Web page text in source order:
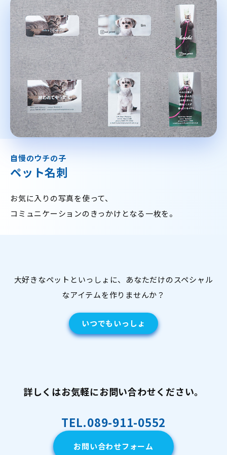
自慢のウチの子
ペット名刺
お気に入りの写真を使って、
コミュニケーションのきっかけとなる一枚を。
大好きなペットといっしょに、あなただけのスペシャル
なアイテムを作りませんか？
いつでもいっしょ
詳しくはお気軽にお問い合わせください。
TEL.089-911-0552
お問い合わせフォーム